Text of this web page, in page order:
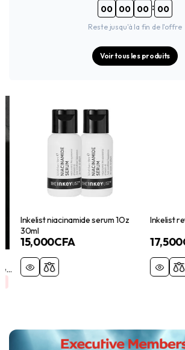
00 00 00 : 00
Reste jusqu'à la fin de l'offre
Voir tous les produits
Inkelist niacinamide serum 1Oz
30ml
15,000CFA
Inkelist
17,500